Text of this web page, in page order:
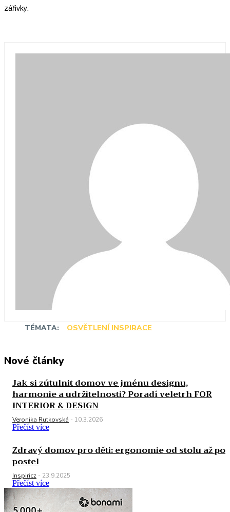
zářivky.
TÉMATA: OSVĚTLENÍ INSPIRACE
Nové články
Jak si zútulnit domov ve jménu designu,
harmonie a udržitelnosti? Poradí veletrh FOR
INTERIOR & DESIGN
Veronika Rutkovská - 10.3.2026
Přečíst více
Zdravý domov pro děti: ergonomie od stolu až po
postel
Inspiricz - 23.9.2025
Přečíst více